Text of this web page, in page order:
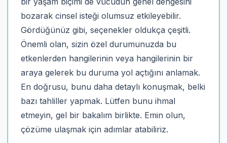
bozarak cinsel isteği olumsuz etkileyebilir.
Gördüğünüz gibi, seçenekler oldukça çeşitli.
Önemli olan, sizin özel durumunuzda bu
etkenlerden hangilerinin veya hangilerinin bir
araya gelerek bu duruma yol açtığını anlamak.
En doğrusu, bunu daha detaylı konuşmak, belki
bazı tahliller yapmak. Lütfen bunu ihmal
etmeyin, gel bir bakalım birlikte. Emin olun,
çözüme ulaşmak için adımlar atabiliriz.